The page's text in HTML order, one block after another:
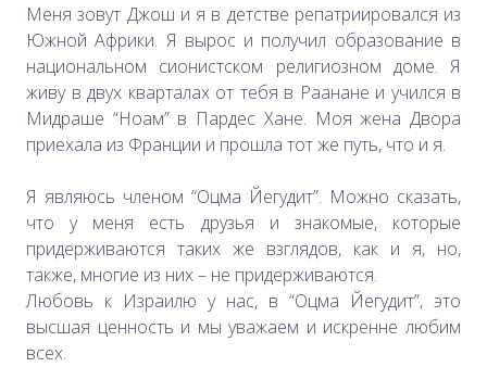
Меня зовут Джош и я в детстве репатриировался из
Южной Африки. Я вырос и получил образование в
национальном сионистском религиозном доме. Я
живу в двух кварталах от тебя в Раанане и учился в
Мидраше “Ноам” в Пардес Хане. Моя жена Двора
приехала из Франции и прошла тот же путь, что и я.
Я являюсь членом “Оцма Йегудит”. Можно сказать,
что у меня есть друзья и знакомые, которые
придерживаются таких же взглядов, как и я, но,
также, многие из них – не придерживаются.
Любовь к Израилю у нас, в “Оцма Йегудит”, это
высшая ценность и мы уважаем и искренне любим
всех.